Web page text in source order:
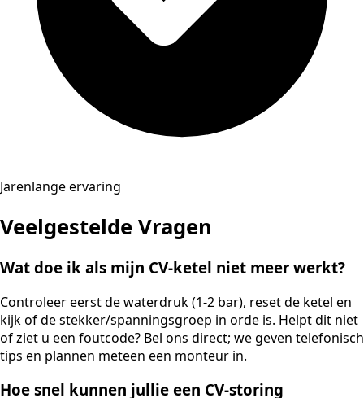
Jarenlange ervaring
Veelgestelde Vragen
Wat doe ik als mijn CV-ketel niet meer werkt?
Controleer eerst de waterdruk (1-2 bar), reset de ketel en
kijk of de stekker/spanningsgroep in orde is. Helpt dit niet
of ziet u een foutcode? Bel ons direct; we geven telefonisch
tips en plannen meteen een monteur in.
Hoe snel kunnen jullie een CV-storing